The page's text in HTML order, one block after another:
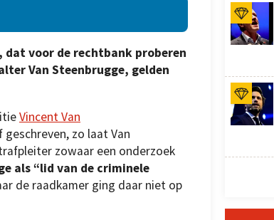
dat voor de rechtbank proberen
Van Steenbrugge, gelden
Vincent Van
zo laat Van
zowaar een onderzoek
als “lid van de criminele
de raadkamer ging daar niet op